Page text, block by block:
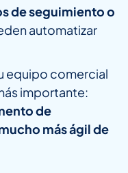
de seguimiento o
automatizar
equipo comercial
importante:
de
más ágil de